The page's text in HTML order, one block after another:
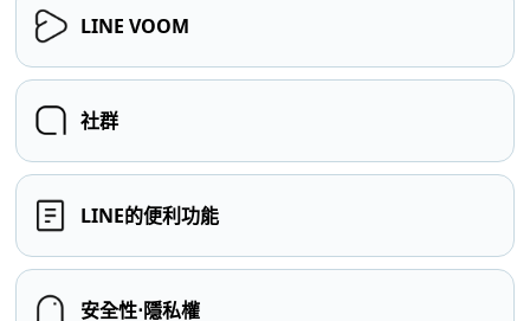
LINE VOOM
社群
LINE的便利功能
安全性⋅隱私權